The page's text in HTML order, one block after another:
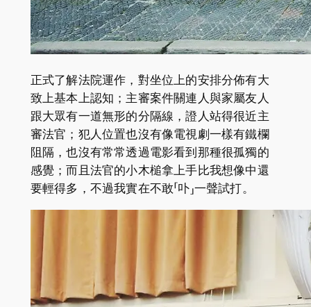
正式了解法院運作，對坐位上的安排分佈有大
致上基本上認知；主審案件關連人與家屬友人
跟大眾有一道無形的分隔線，證人站得很近主
審法官；犯人位置也沒有像電視劇一樣有鐵欄
阻隔，也沒有常常透過電影看到那種很孤獨的
感覺；而且法官的小木槌拿上手比我想像中還
要輕得多，不過我實在不敢「卟」一聲試打。